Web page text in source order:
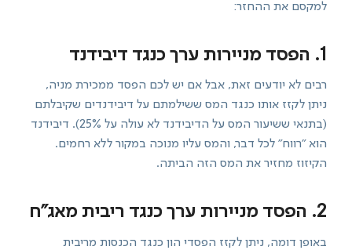
למקסם את ההחזר:
1. הפסד מניירות ערך כנגד דיבידנד
רבים לא יודעים זאת, אבל אם יש לכם הפסד ממכירת מניה,
ניתן לקזז אותו כנגד המס ששילמתם על דיבידנדים שקיבלתם
(בתנאי ששיעור המס על הדיבידנד לא עולה על 25%). דיבידנד
הוא "רווח" לכל דבר, והמס עליו מנוכה במקור ללא רחמים.
הקיזוז מחזיר את המס הזה הביתה.
2. הפסד מניירות ערך כנגד ריבית מאג"ח
באופן דומה, ניתן לקזז הפסדי הון כנגד הכנסות מריבית